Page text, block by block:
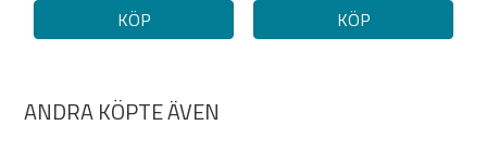
KÖP KÖP
ANDRA KÖPTE ÄVEN